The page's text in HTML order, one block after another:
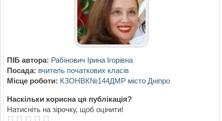
ПІБ автора: Рабінович Ірина Ігорівна
Посада: вчитель початкових класів
Місце роботи: КЗОНВК№144ДМР місто Дніпро
Наскільки корисна ця публікація?
Натисніть на зірочку, щоб оцінити!